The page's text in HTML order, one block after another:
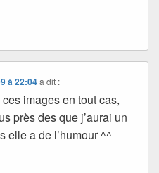
à 22:04 a dit :
images en tout cas,
près des que j’aurai un
elle a de l’humour ^^